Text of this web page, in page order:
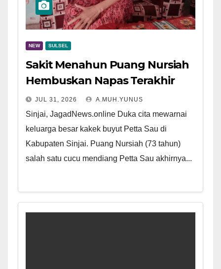
NEW SULSEL
Sakit Menahun Puang Nursiah
Hembuskan Napas Terakhir
JUL 31, 2026 A.MUH.YUNUS
Sinjai, JagadNews.online Duka cita mewarnai
keluarga besar kakek buyut Petta Sau di
Kabupaten Sinjai. Puang Nursiah (73 tahun)
salah satu cucu mendiang Petta Sau akhirnya...